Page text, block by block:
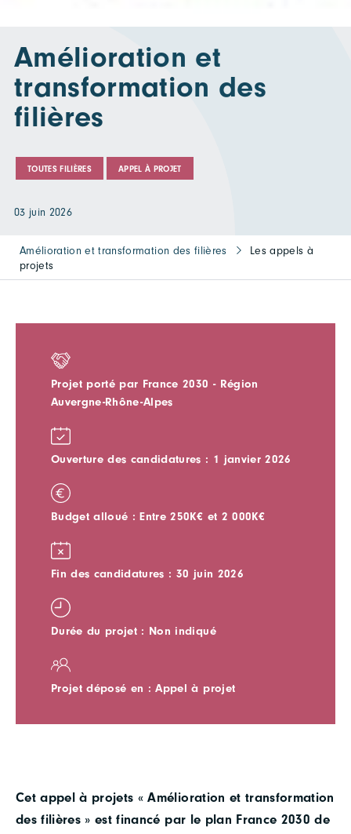
Amélioration et
transformation des
filières
TOUTES FILIÈRES APPEL À PROJET
03 juin 2026
Amélioration et transformation des filières
Les appels à
projets
Projet porté par France 2030 - Région
Auvergne-Rhône-Alpes
Ouverture des candidatures : 1 janvier 2026
Budget alloué : Entre 250K€ et 2 000K€
Fin des candidatures : 30 juin 2026
Durée du projet : Non indiqué
Projet déposé en : Appel à projet
Cet appel à projets « Amélioration et transformation
des filières » est financé par le plan France 2030 de